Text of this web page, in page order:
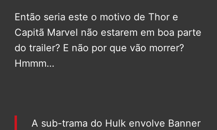
Então seria este o motivo de Thor e
Capitã Marvel não estarem em boa parte
do trailer? E não por que vão morrer?
Hmmm…
A sub-trama do Hulk envolve Banner